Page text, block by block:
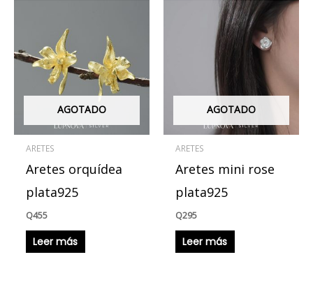
AGOTADO
ARETES
Aretes orquídea
plata925
Q455
Leer más
AGOTADO
ARETES
Aretes mini rose
plata925
Q295
Leer más